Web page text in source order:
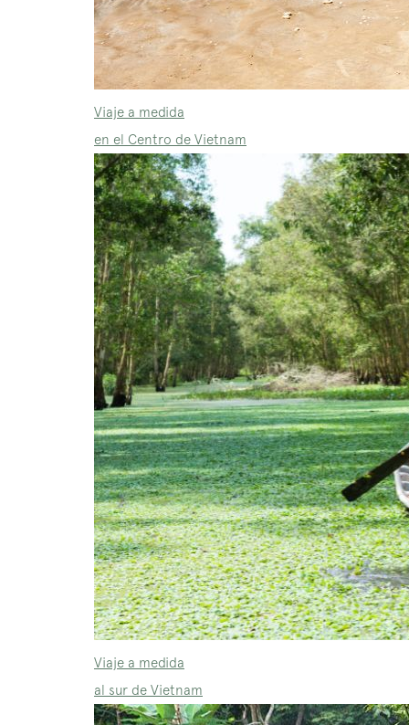
Viaje a medida
en el Centro de Vietnam
Viaje a medida
al sur de Vietnam